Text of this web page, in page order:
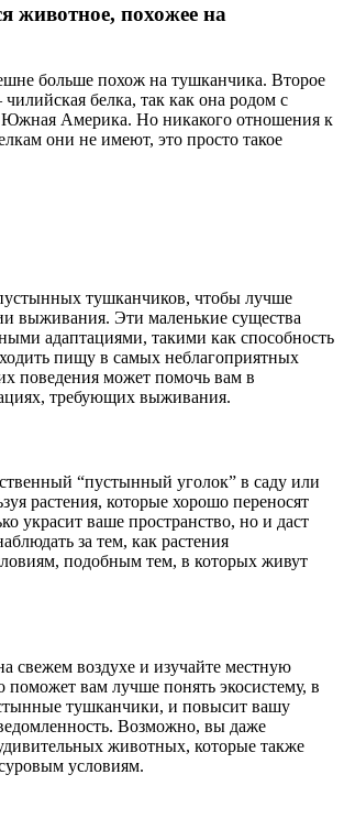
животное, похожее на
больше похож на тушканчика. Второе
чилийская белка, так как она родом с
Америка. Но никакого отношения к
они не имеют, это просто такое
тушканчиков, чтобы лучше
выживания. Эти маленькие существа
адаптациями, такими как способность
пищу в самых неблагоприятных
поведения может помочь вам в
требующих выживания.
“пустынный уголок” в саду или
растения, которые хорошо переносят
украсит ваше пространство, но и даст
за тем, как растения
подобным тем, в которых живут
свежем воздухе и изучайте местную
поможет вам лучше понять экосистему, в
тушканчики, и повысит вашу
Возможно, вы даже
животных, которые также
условиям.